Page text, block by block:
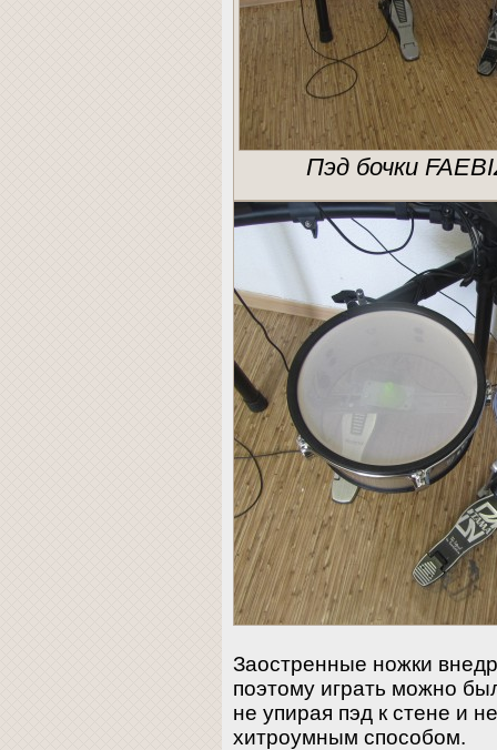
Пэд бочки
Заостренные ножки
поэтому играть можно
не упирая пэд к стене и
хитроумным способом.